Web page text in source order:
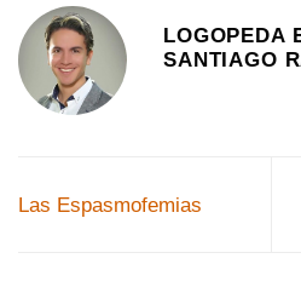
LOGOPEDA
SANTIAGO
Las Espasmofemias